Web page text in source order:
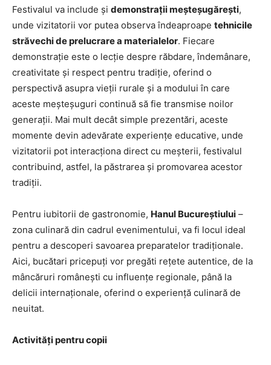
Festivalul va include și demonstrații meșteșugărești,
unde vizitatorii vor putea observa îndeaproape tehnicile
străvechi de prelucrare a materialelor. Fiecare
demonstrație este o lecție despre răbdare, îndemânare,
creativitate și respect pentru tradiție, oferind o
perspectivă asupra vieții rurale și a modului în care
aceste meșteșuguri continuă să fie transmise noilor
generații. Mai mult decât simple prezentări, aceste
momente devin adevărate experiențe educative, unde
vizitatorii pot interacționa direct cu meșterii, festivalul
contribuind, astfel, la păstrarea și promovarea acestor
tradiții.
Pentru iubitorii de gastronomie, Hanul Bucureștiului –
zona culinară din cadrul evenimentului, va fi locul ideal
pentru a descoperi savoarea preparatelor tradiționale.
Aici, bucătari pricepuți vor pregăti rețete autentice, de la
mâncăruri românești cu influențe regionale, până la
delicii internaționale, oferind o experiență culinară de
neuitat.
Activități pentru copii